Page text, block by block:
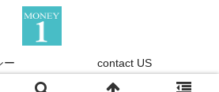
ー contact US